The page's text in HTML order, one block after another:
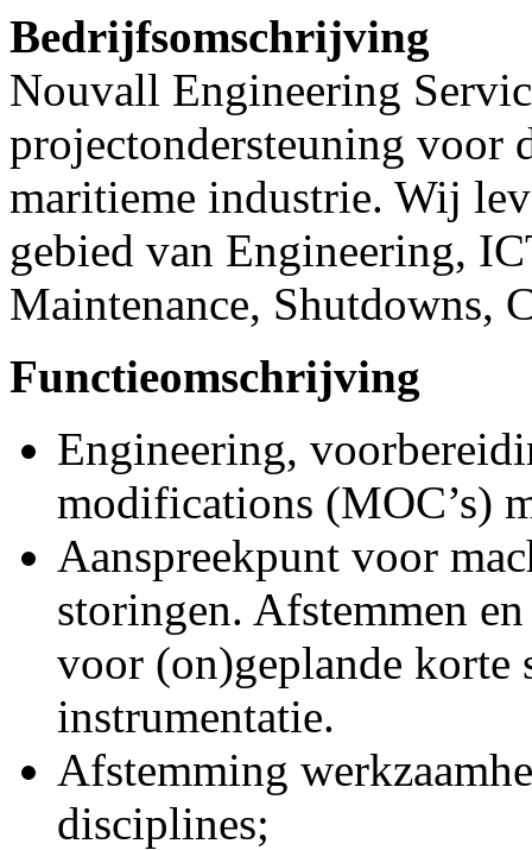
Bedrijfsomschrijving
Nouvall Engineering
projectondersteuning voor
maritieme industrie. Wij
gebied van Engineering,
Maintenance, Shutdowns,
Functieomschrijving
Engineering,
modifications (MOC’s)
Aanspreekpunt voor
storingen. Afstemmen
voor (on)geplande korte
instrumentatie.
Afstemming
disciplines;